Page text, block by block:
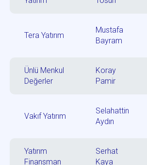
Tera Yatırım
Mustafa
Bayram
Ünlü Menkul
Değerler
Koray
Pamir
Vakıf Yatırım
Selahattin
Aydın
Yatırım
Finansman
Serhat
Kaya